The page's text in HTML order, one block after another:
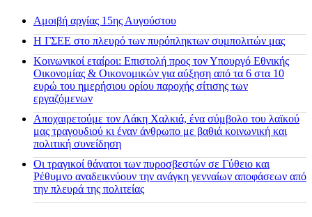
Αμοιβή αργίας 15ης Αυγούστου
H ΓΣΕΕ στο πλευρό των πυρόπληκτων συμπολιτών μας
Κοινωνικοί εταίροι: Επιστολή προς τον Υπουργό Εθνικής
Οικονομίας & Οικονομικών για αύξηση από τα 6 στα 10
ευρώ του ημερήσιου ορίου παροχής σίτισης των
εργαζόμενων
Αποχαιρετούμε τον Λάκη Χαλκιά, ένα σύμβολο του λαϊκού
μας τραγουδιού κι έναν άνθρωπο με βαθιά κοινωνική και
πολιτική συνείδηση
Οι τραγικοί θάνατοι των πυροσβεστών σε Γύθειο και
Ρέθυμνο αναδεικνύουν την ανάγκη γενναίων αποφάσεων από
την πλευρά της πολιτείας